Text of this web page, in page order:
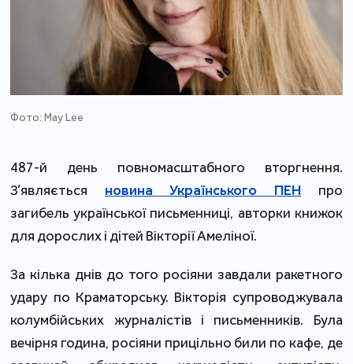
Фото: May Lee
487-й день повномасштабного вторгнення.
З’являється новина Українського ПЕН про
загибель української письменниці, авторки книжок
для дорослих і дітей Вікторії Амеліної.
За кілька днів до того росіяни завдали ракетного
удару по Краматорську. Вікторія супроводжувала
колумбійських журналістів і письменників. Була
вечірня година, росіяни прицільно били по кафе, де